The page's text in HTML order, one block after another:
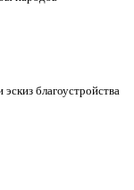
благоустройства